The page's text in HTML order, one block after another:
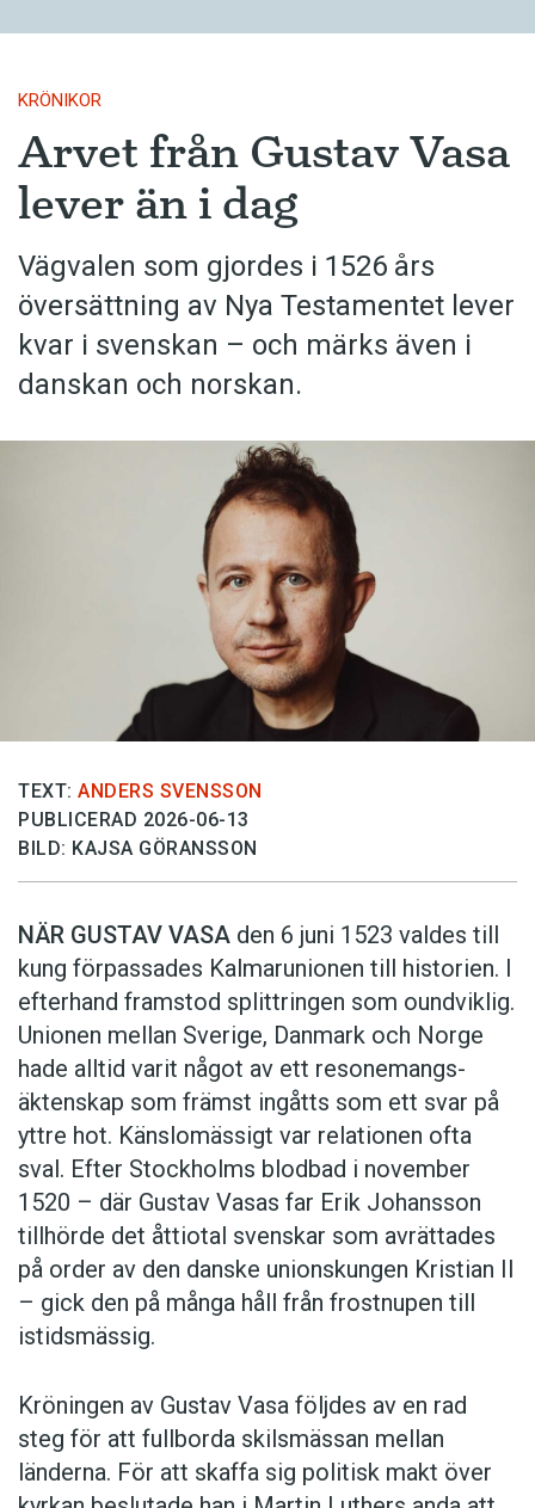
KRÖNIKOR
Arvet från Gustav Vasa
lever än i dag
Vägvalen som gjordes i 1526 års
översättning av Nya Testamentet lever
kvar i svenskan – och märks även i
danskan och norskan.
TEXT: ANDERS SVENSSON
PUBLICERAD 2026-06-13
BILD: KAJSA GÖRANSSON
NÄR GUSTAV VASA den 6 juni 1523 ­valdes till
kung förpassades Kalmar­unionen till historien. I
efterhand framstod splittringen som ound­viklig.
­Unionen ­mellan Sverige, Danmark och ­Norge
hade alltid varit något av ett resonemangs­
äkten­skap som främst ingåtts som ett svar på
yttre hot. ­Känslomässigt var rela­tionen ofta
sval. Efter Stockholms blodbad i novem­ber
1520 – där Gustav ­Vasas far Erik ­Johans­son
tillhörde det åttiotal svenskar som avrättades
på order av den danske unionskungen Kristian II
– gick den på många håll från frostnupen till
istidsmässig.
Kröningen av Gustav Vasa följdes av en rad
steg för att fullborda skilsmässan mellan
länderna. För att skaffa sig politisk makt över